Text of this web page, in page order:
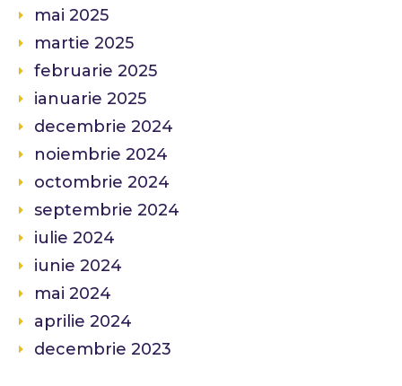
mai 2025
martie 2025
februarie 2025
ianuarie 2025
decembrie 2024
noiembrie 2024
octombrie 2024
septembrie 2024
iulie 2024
iunie 2024
mai 2024
aprilie 2024
decembrie 2023